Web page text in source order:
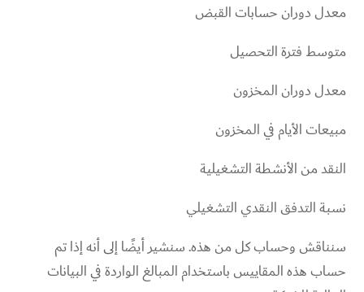
معدل دوران حسابات القبض
متوسط ​​فترة التحصيل
معدل دوران المخزون
مبيعات الأيام في المخزون
النقد من الأنشطة التشغيلية
نسبة التدفق النقدي التشغيلي
سنناقش وحساب كل من هذه. سنشير أيضًا إلى أنه إذا تم
حساب هذه المقاييس باستخدام المبالغ الواردة في البيانات